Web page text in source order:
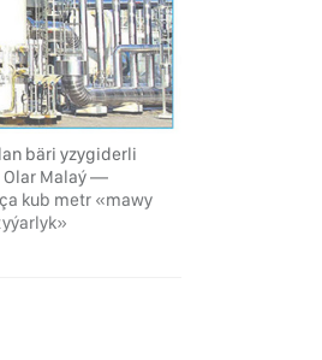
bäri yzygiderli
Olar Malaý —
kub metr «mawy